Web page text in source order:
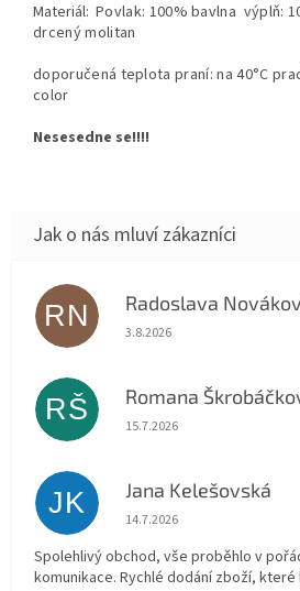
Materiál: Povlak: 100% bavlna výplň:
drcený molitan
doporučená teplota praní: na 40°C
color
Nesesedne se!!!!
RN Radoslava
Hodnocení obchodu je 5 z
3.8.2026
RŠ Romana
Hodnocení obchodu je 5 z
15.7.2026
JK Jana Kelešovská
Hodnocení obchodu je 5 z
14.7.2026
Spolehlivý obchod, vše proběhlo v
komunikace. Rychlé dodání zboží,